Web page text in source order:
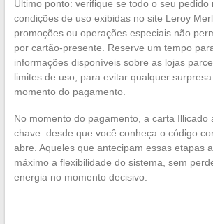
Último ponto: verifique se todo o seu pedido
condições de uso exibidas no site Leroy
promoções ou operações especiais não
por cartão-presente. Reserve um tempo
informações disponíveis sobre as lojas
limites de uso, para evitar qualquer
momento do pagamento.
No momento do pagamento, a carta Illicado
chave: desde que você conheça o código
abre. Aqueles que antecipam essas etapas
máximo a flexibilidade do sistema, sem
energia no momento decisivo.